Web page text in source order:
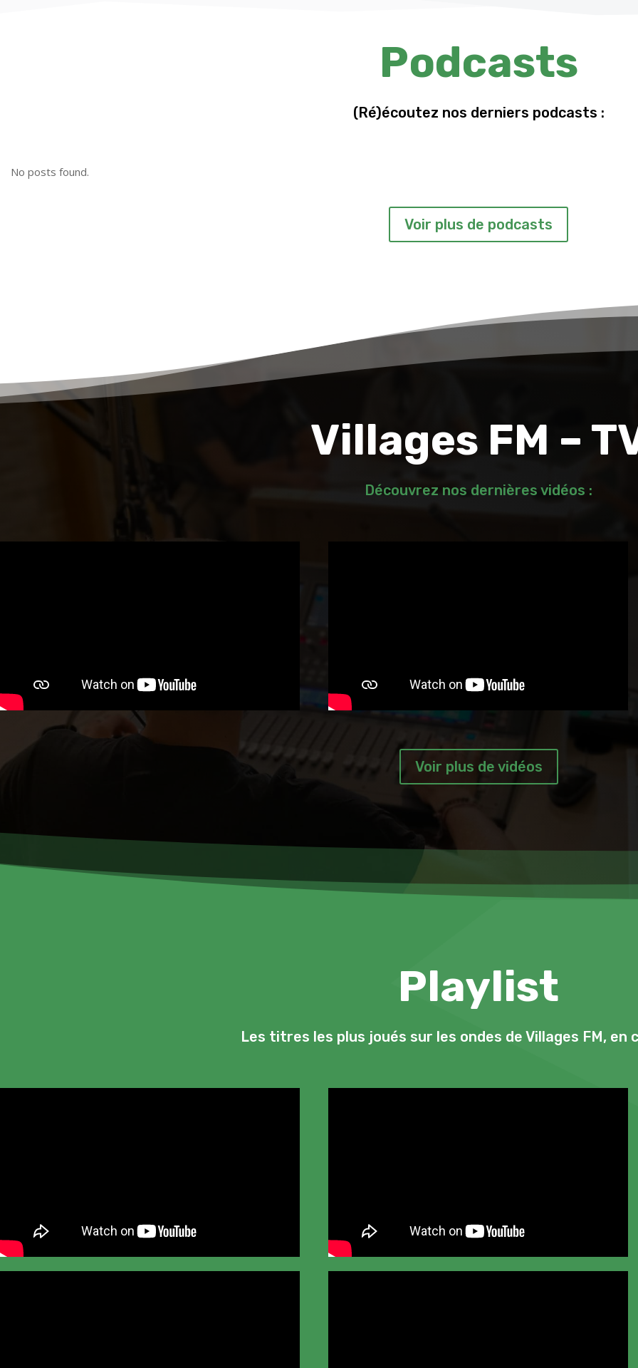
Podcasts
(Ré)écoutez nos derniers podcasts :
No posts found.
Voir plus de podcasts
Villages FM –
Découvrez nos dernières vidéos :
Voir plus de vidéos
Playlist
Les titres les plus joués sur les ondes de Villages FM, en